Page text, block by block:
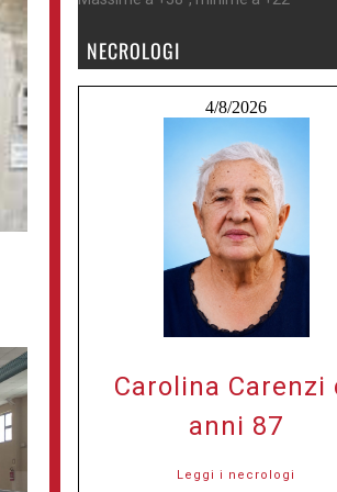
NECROLOGI
4/8/2026
Carolina Carenzi
anni 87
Leggi i necrologi